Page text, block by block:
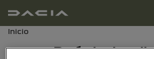
Manual de usuario
Ruta de navegación
Inicio
Período de